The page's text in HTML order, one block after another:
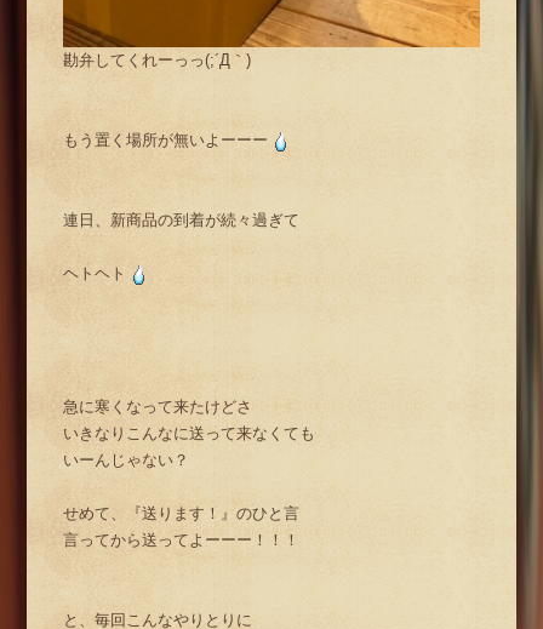
勘弁してくれーっっ(;´Д｀)
もう置く場所が無いよーーー
連日、新商品の到着が続々過ぎて
ヘトヘト
急に寒くなって来たけどさ
いきなりこんなに送って来なくても
いーんじゃない？
せめて、『送ります！』のひと言
言ってから送ってよーーー！！！
と、毎回こんなやりとりに